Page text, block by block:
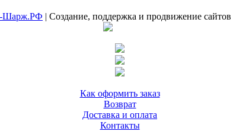
Шарж.РФ | Создание, поддержка и продвижение сайтов
Как оформить заказ
Возврат
Доставка и оплата
Контакты